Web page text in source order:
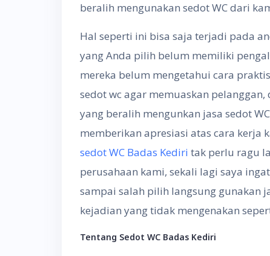
beralih mengunakan sedot WC dari
Hal seperti ini bisa saja terjadi pada
yang Anda pilih belum memiliki
mereka belum mengetahui cara
sedot wc agar memuaskan
yang beralih mengunkan jasa sedot
memberikan apresiasi atas cara kerja
sedot WC Badas Kediri tak perlu ragu
perusahaan kami, sekali lagi saya
sampai salah pilih langsung gunakan
kejadian yang tidak mengenakan
Tentang Sedot WC Badas Kediri